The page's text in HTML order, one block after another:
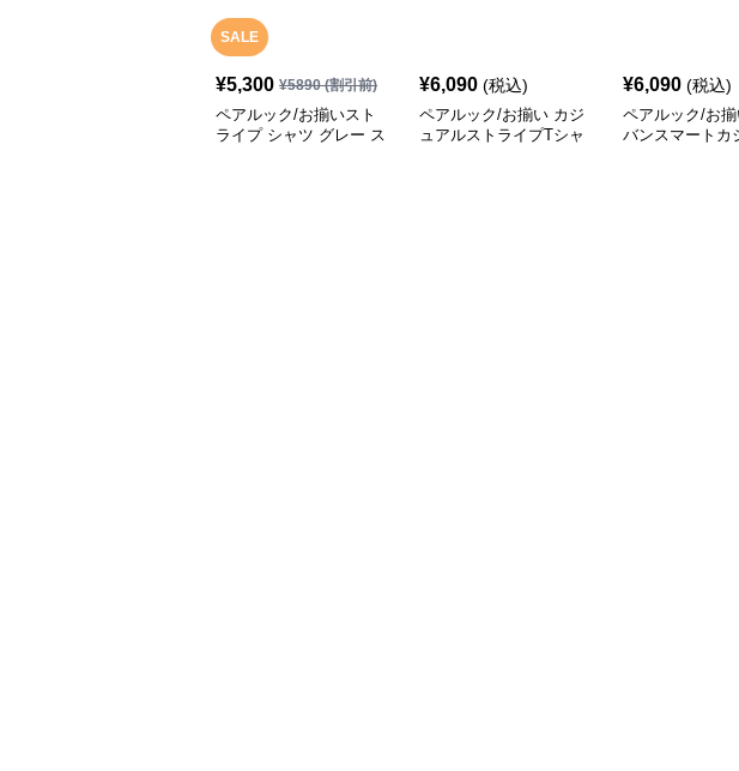
SALE
¥5,300 ¥5890(割引前)
ペアルック/お揃いスト
ライプ シャツ グレー ス
¥6,090 (税込)
ペアルック/お揃い カジ
ュアルストライプTシャ
¥6,090 (税込)
ペアルック/お
バンスマートカ